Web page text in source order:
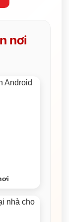
nơi